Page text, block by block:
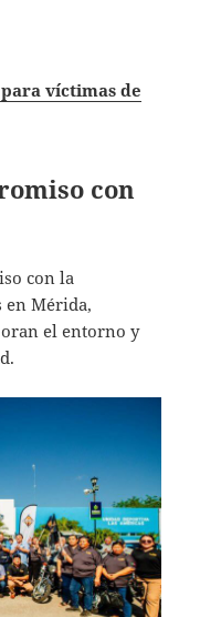
víctimas de
con
con la
en Mérida,
el entorno y